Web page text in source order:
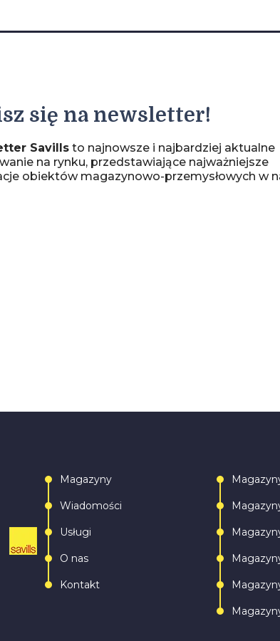
się na newsletter!
Savills to najnowsze i najbardziej aktualne
na rynku, przedstawiające najważniejsze
obiektów magazynowo-przemysłowych w
Magazyny
Wiadomości
Usługi
O nas
Kontakt